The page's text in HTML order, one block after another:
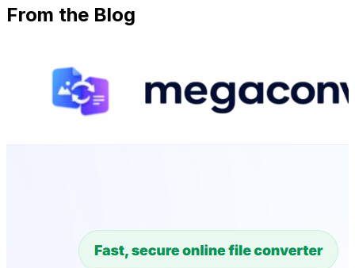
From the Blog